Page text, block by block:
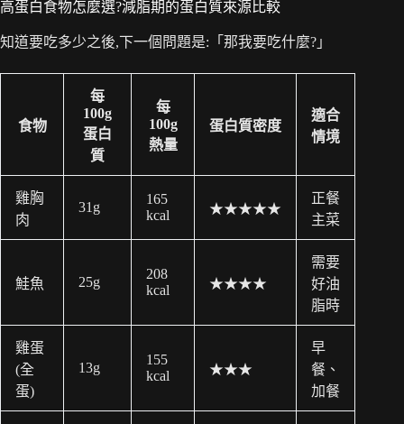
高蛋白食物怎麼選?減脂期的蛋白質來源比較
知道要吃多少之後,下一個問題是:「那我要吃什麼?」
食物
每
100g
蛋白
質
每
100g
熱量
蛋白質密度
適合
情境
雞胸
肉
31g
165
kcal
★★★★★
正餐
主菜
鮭魚 25g
208
kcal
★★★★
需要
好油
脂時
雞蛋
(全
蛋)
13g
155
kcal
★★★
早
餐、
加餐